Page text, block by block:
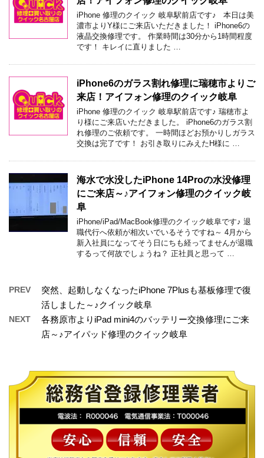
iPhone 修理のクイック 岐阜駅前店です♪ 本日は美
濃市よりY様にご来店いただきました！ iPhone6の
液晶交換修理です。 作業時間は30分から1時間程度
です！ キレイに直りました …
iPhone6のガラス割れ修理に瑞穂市よりご
来店！アイフォン修理のクイック岐阜
iPhone 修理のクイック 岐阜駅前店です♪ 瑞穂市よ
り様にご来店いただきました。 iPhone6のガラス割
れ修理のご依頼です。 一時間ほどお預かりしガラス
交換は完了です！ お引き取りにみえたH様に …
海水で水没したiPhone 14Proの水没修理
にご来店～♪アイフォン修理のクイック岐
阜
iPhone/iPad/MacBook修理のクイック岐阜です♪ 退
職代行へ依頼が相次いでいるそうですね～ 4月から
新入社員になってそう日にちも経ってませんが退職
するって何故でしょうね？ 正社員と思って …
PREV
突然、起動しなくなったiPhone 7Plusも基板修理で復
活しました～♪クイック岐阜
NEXT
各務原市よりiPad mini4のバッテリー交換修理にご来
店～♪アイパッド修理のクイック岐阜